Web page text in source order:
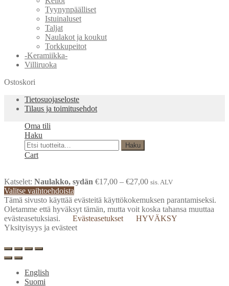
Tyynynpäälliset
Istuinaluset
Taljat
Naulakot ja koukut
Torkkupeitot
-Keramiikka-
Villiruoka
Ostoskori
Tietosuojaseloste
Tilaus ja toimitusehdot
Oma tili
Haku
Etsi:
Haku
Cart
Katselet: Naulakko, sydän €17,00 – €27,00 sis. ALV
Valitse vaihtoehdoista
Tämä sivusto käyttää evästeitä käyttökokemuksen parantamiseksi.
Oletamme että hyväksyt tämän, mutta voit koska tahansa muuttaa
evästeasetuksiasi.
Evästeasetukset
HYVÄKSY
Yksityisyys ja evästeet
English
Suomi